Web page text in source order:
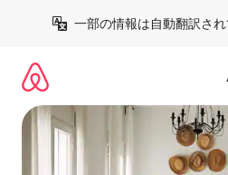
一部の情報は自動翻訳され